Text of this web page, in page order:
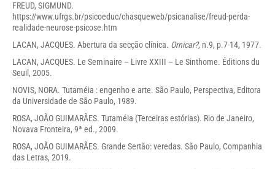
FREUD, SIGMUND.
https://www.ufrgs.br/psicoeduc/chasqueweb/psicanalise/freud-perda-
realidade-neurose-psicose.htm
LACAN, JACQUES. Abertura da secção clínica. Ornicar?, n.9, p.7-14, 1977.
LACAN, JACQUES. Le Seminaire – Livre XXIII – Le Sinthome. Éditions du
Seuil, 2005.
NOVIS, NORA. Tutaméia : engenho e arte. São Paulo, Perspectiva, Editora
da Universidade de São Paulo, 1989.
ROSA, JOÃO GUIMARÃES. Tutaméia (Terceiras estórias). Rio de Janeiro,
Novava Fronteira, 9ª ed., 2009.
ROSA, JOÃO GUIMARÃES. Grande Sertão: veredas. São Paulo, Companhia
das Letras, 2019.